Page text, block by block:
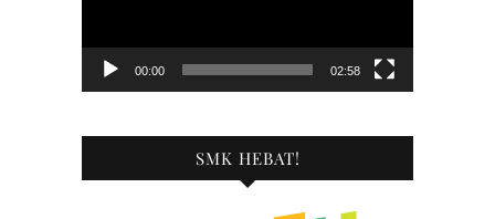
00:00 02:58
SMK HEBAT!